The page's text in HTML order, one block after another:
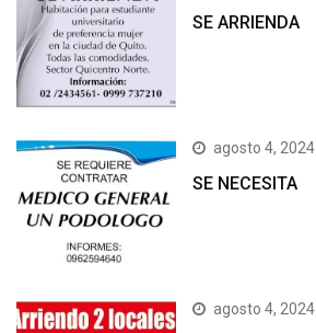
SE ARRIENDA
agosto 4, 2024
SE NECESITA
agosto 4, 2024